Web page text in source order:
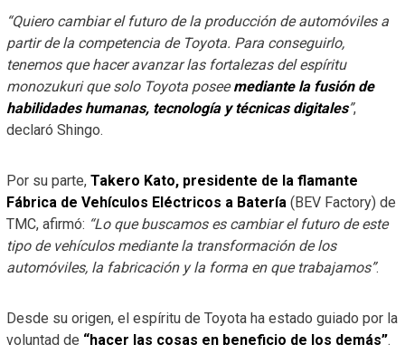
“Quiero cambiar el futuro de la producción de automóviles a
partir de la competencia de Toyota. Para conseguirlo,
tenemos que hacer avanzar las fortalezas del espíritu
monozukuri que solo Toyota poseemediante la fusión de
habilidades humanas, tecnología y técnicas digitales”,
declaró Shingo.
Por su parte, Takero Kato, presidente de la flamante
Fábrica de Vehículos Eléctricos a Batería(BEV Factory) de
TMC, afirmó: “Lo que buscamos es cambiar el futuro de este
tipo de vehículos mediante la transformación de los
automóviles, la fabricación y la forma en que trabajamos”.
Desde su origen, el espíritu de Toyota ha estado guiado por la
voluntad de “hacer las cosas en beneficio de los demás”.